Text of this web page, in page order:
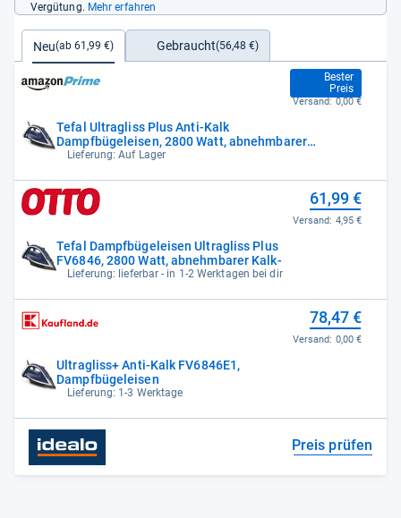
Vergütung. Mehr erfahren
Neu(ab 61,99 €) Gebraucht(56,48 €)
Tefal Ultragliss Plus Anti-Kalk
Dampfbügeleisen, 2800 Watt, abnehmbarer
Kalk-
Lieferung: Auf Lager
Bester
Preis
61,99 €
Versand: 0,00 €
Tefal Dampfbügeleisen Ultragliss Plus
FV6846, 2800 Watt, abnehmbarer Kalk-
Lieferung: lieferbar - in 1-2 Werktagen bei dir
61,99 €
Versand: 4,95 €
Ultragliss+ Anti-Kalk FV6846E1,
Dampfbügeleisen
Lieferung: 1-3 Werktage
78,47 €
Versand: 0,00 €
Preis prüfen